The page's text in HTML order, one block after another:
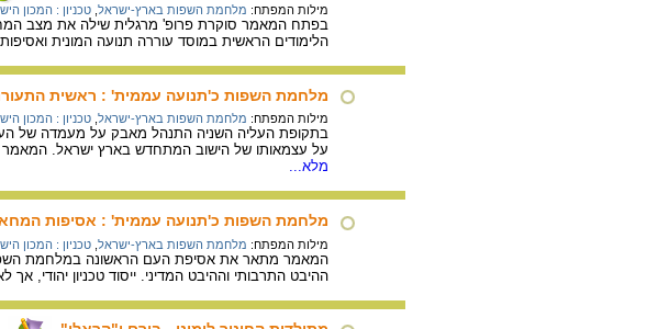
מילות המפתח: מלחמת השפות בארץ-ישראל טכניון : המכון
בפתח המאמר סוקרת פרופ' מרגלית שילה את מצב
הלימודים הראשית במוסד עוררה תנועה המונית
מלחמת השפות כ'תנועה עממית' : ראשית
מילות המפתח: מלחמת השפות בארץ-ישראל טכניון : המכון
בתקופת העליה השניה התנהל מאבק על מעמדה של
על עצמאותו של הישוב המתחדש בארץ ישראל. המאמר
מלא...
מלחמת השפות כ'תנועה עממית' : אסיפות
מילות המפתח: מלחמת השפות בארץ-ישראל טכניון : המכון
המאמר מתאר את אסיפת העם הראשונה במלחמת
ההיבט התרבותי וההיבט המדיני. ייסוד טכניון יהודי,